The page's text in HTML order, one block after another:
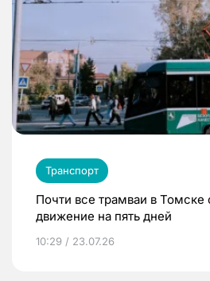
Транспорт
Почти все трамваи в Томске
движение на пять дней
10:29 / 23.07.26